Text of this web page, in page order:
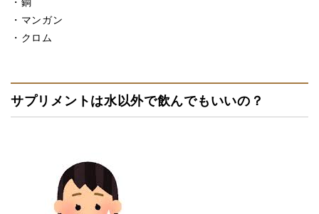
・銅
・マンガン
・クロム
サプリメントは水以外で飲んでもいいの？